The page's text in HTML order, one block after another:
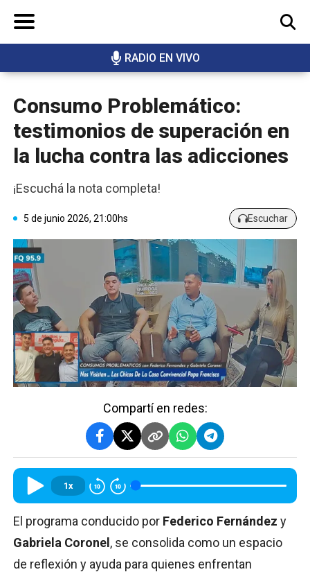
RADIO EN VIVO
BUSCAR
Consumo Problemático:
testimonios de superación en
la lucha contra las adicciones
¡Escuchá la nota completa!
5 de junio 2026, 21:00hs Escuchar
Compartí en redes:
1x
El programa conducido por Federico Fernández y
Gabriela Coronel, se consolida como un espacio
de reflexión y ayuda para quienes enfrentan